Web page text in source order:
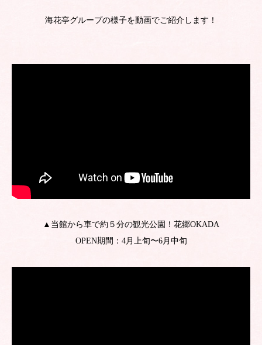
海花亭グループの様子を動画でご紹介します！
▲当館から車で約５分の観光公園！花郷OKADA
OPEN期間：4月上旬〜6月中旬